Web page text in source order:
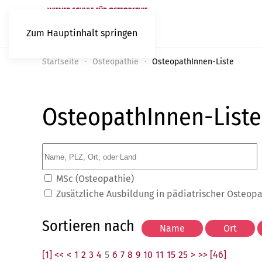
Zum Hauptinhalt springen
Startseite Osteopathie OsteopathInnen-Liste
OsteopathInnen-Liste
MSc (Osteopathie)
Zusätzliche Ausbildung in pädiatrischer
Sortieren nach
[1] << < 1 2 3 4 5 6 7 8 9 10 11 15 25 > >> [46]